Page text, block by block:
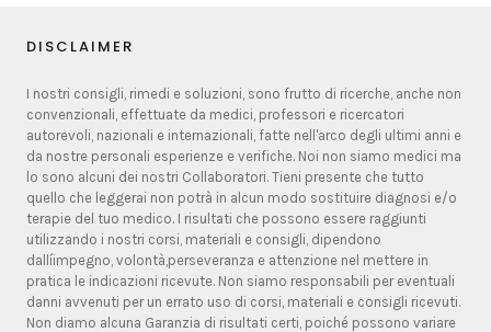
DISCLAIMER
I nostri consigli, rimedi e soluzioni, sono frutto di ricerche, anche non
convenzionali, effettuate da medici, professori e ricercatori
autorevoli, nazionali e internazionali, fatte nell'arco degli ultimi anni e
da nostre personali esperienze e verifiche. Noi non siamo medici ma
lo sono alcuni dei nostri Collaboratori. Tieni presente che tutto
quello che leggerai non potrà in alcun modo sostituire diagnosi e/o
terapie del tuo medico. I risultati che possono essere raggiunti
utilizzando i nostri corsi, materiali e consigli, dipendono
dallíimpegno, volontà,perseveranza e attenzione nel mettere in
pratica le indicazioni ricevute. Non siamo responsabili per eventuali
danni avvenuti per un errato uso di corsi, materiali e consigli ricevuti.
Non diamo alcuna Garanzia di risultati certi, poiché possono variare